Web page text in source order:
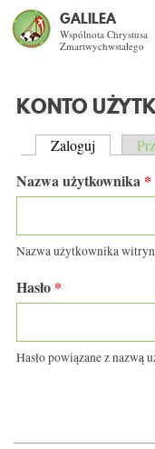
GALILEA
Wspólnota Chrystusa
Zmartwychwstałego
KONTO
KARTY
Zaloguj
Nazwa użytkownika *
Nazwa użytkownika
Hasło *
Hasło powiązane z nazwą